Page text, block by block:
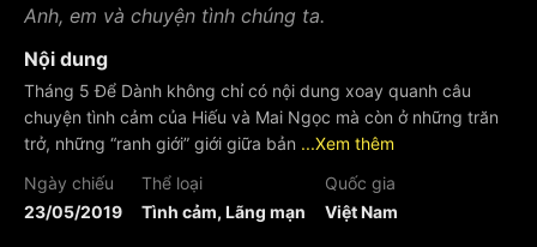
Anh, em và chuyện tình chúng ta.
Nội dung
Tháng 5 Để Dành không chỉ có nội dung xoay quanh câu
chuyện tình cảm của Hiếu và Mai Ngọc mà còn ở những trăn
trở, những “ranh giới” giới giữa bản ...Xem thêm
Ngày chiếu
23/05/2019
Thể loại
Tình cảm, Lãng mạn
Quốc gia
Việt Nam